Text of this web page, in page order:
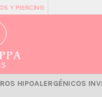
Y PIERCING
HIPOALERGÉNICOS